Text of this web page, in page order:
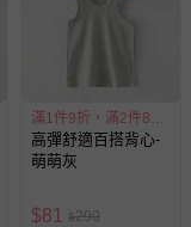
滿1件9折，滿2件85折
高彈舒適百搭背心-
萌萌灰
$81 $290